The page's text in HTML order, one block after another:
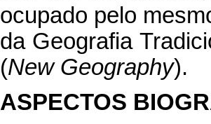
ocupado pelo
da Geografia
(New Geography).
ASPECTOS